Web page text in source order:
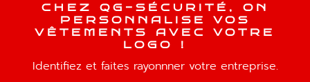
C H E Z Q G - S É C U R I T É , O N
P E R S O N N A L I S E VO S
V Ê T E M E N T S A V E C VO T R E
L O G O !
Identifiez et faites rayonnner votre entreprise.